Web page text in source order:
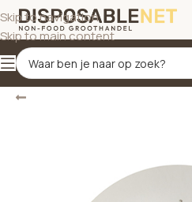
Skip to navigation
Skip to main content
Terug Home/